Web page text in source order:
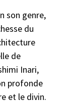
son genre,
du
de
Inari,
profonde
et le divin.